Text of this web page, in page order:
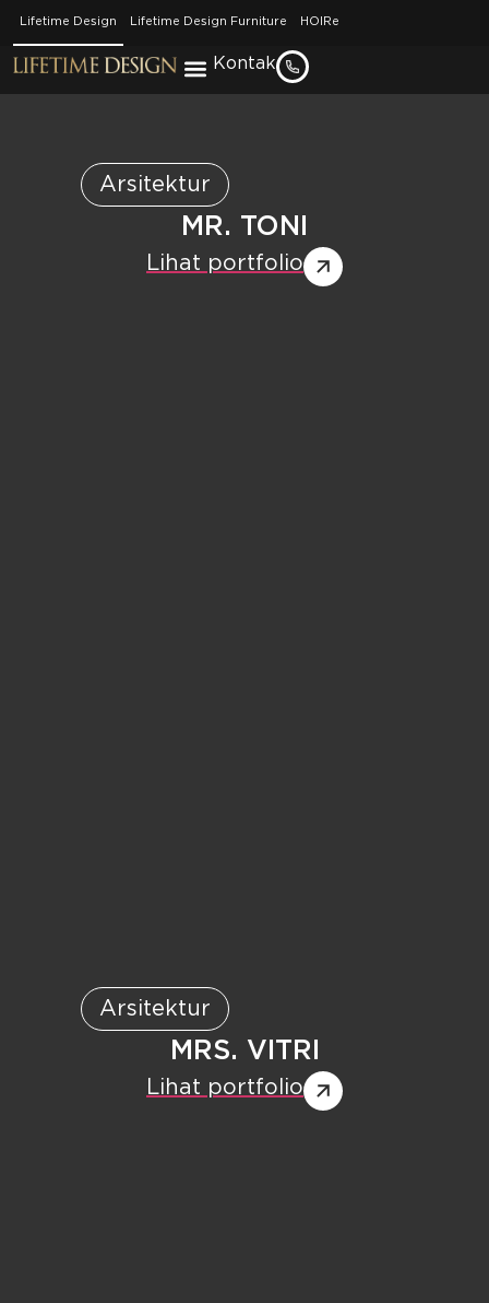
Lifetime Design Lifetime Design Furniture HOIRe
Kontak
[prt_hero_slider]
Arsitektur
MR. TONI
Lihat portfolio
Arsitektur
MRS. VITRI
Lihat portfolio